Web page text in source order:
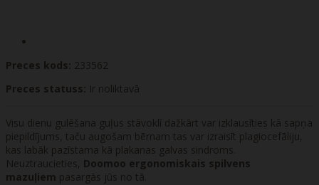
Preces kods: 233562
Preces statuss: Ir noliktavā
Visu dienu gulēšana guļus stāvoklī dažkārt var izklausīties kā sapņa
piepildījums, taču augošam bērnam tas var izraisīt plagiocefāliju,
kas labāk pazīstama kā plakanas galvas sindroms.
Neuztraucieties, Doomoo ergonomiskais spilvens
mazuļiem pasargās jūs no tā.